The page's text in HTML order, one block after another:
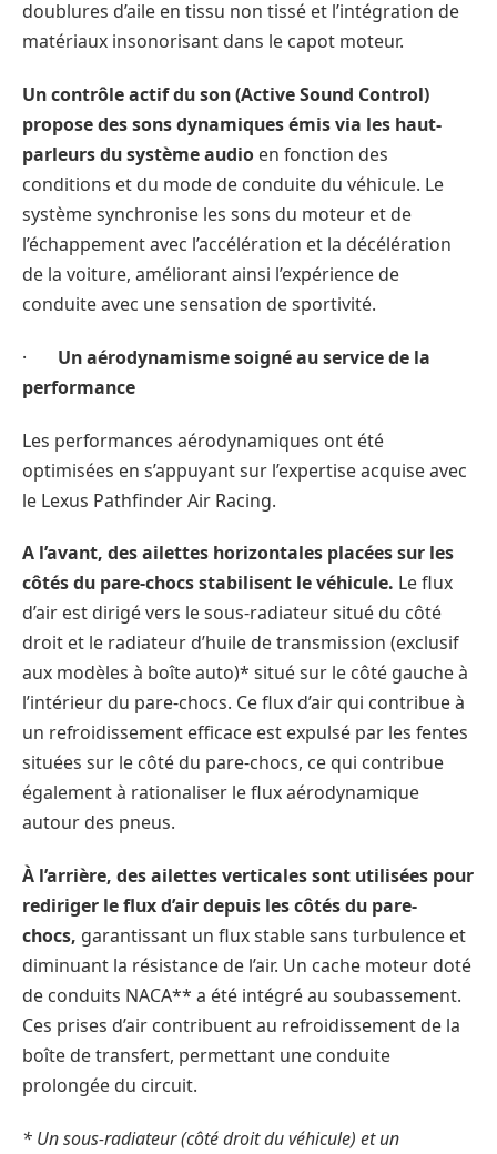
doublures d’aile en tissu non tissé et l’intégration de
matériaux insonorisant dans le capot moteur.
Un contrôle actif du son (Active Sound Control)
propose des sons dynamiques émis via les haut-
parleurs du système audio en fonction des
conditions et du mode de conduite du véhicule. Le
système synchronise les sons du moteur et de
l’échappement avec l’accélération et la décélération
de la voiture, améliorant ainsi l’expérience de
conduite avec une sensation de sportivité.
· Un aérodynamisme soigné au service de la
performance
Les performances aérodynamiques ont été
optimisées en s’appuyant sur l’expertise acquise avec
le Lexus Pathfinder Air Racing.
A l’avant, des ailettes horizontales placées sur les
côtés du pare-chocs stabilisent le véhicule. Le flux
d’air est dirigé vers le sous-radiateur situé du côté
droit et le radiateur d’huile de transmission (exclusif
aux modèles à boîte auto)* situé sur le côté gauche à
l’intérieur du pare-chocs. Ce flux d’air qui contribue à
un refroidissement efficace est expulsé par les fentes
situées sur le côté du pare-chocs, ce qui contribue
également à rationaliser le flux aérodynamique
autour des pneus.
À l’arrière, des ailettes verticales sont utilisées pour
rediriger le flux d’air depuis les côtés du pare-
chocs, garantissant un flux stable sans turbulence et
diminuant la résistance de l’air. Un cache moteur doté
de conduits NACA** a été intégré au soubassement.
Ces prises d’air contribuent au refroidissement de la
boîte de transfert, permettant une conduite
prolongée du circuit.
* Un sous-radiateur (côté droit du véhicule) et un